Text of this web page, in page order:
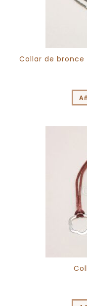
Collar de bronce